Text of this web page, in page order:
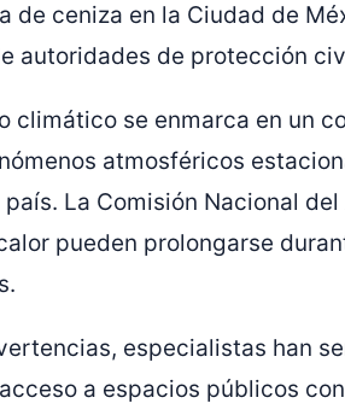
de ceniza en la Ciudad de
autoridades de protección
climático se enmarca en un
atmosféricos
La Comisión Nacional del
pueden prolongarse
especialistas han
a espacios públicos